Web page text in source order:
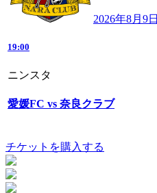
2026年8月9日
19:00
ニンスタ
愛媛FC vs 奈良クラブ
チケットを購入する